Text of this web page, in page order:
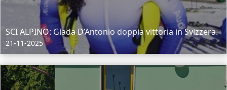
SCI ALPINO: Giada D’Antonio doppia vittoria in Svizzera.
21-11-2025